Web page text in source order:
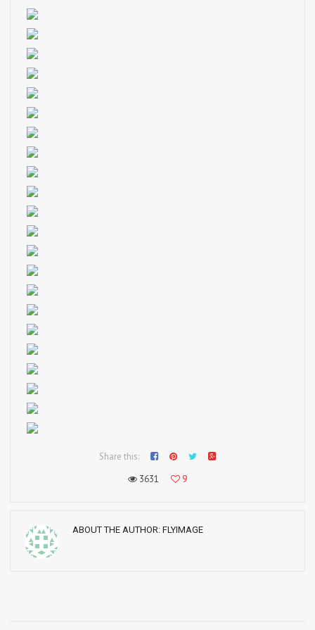
Share this:
3631
9
ABOUT THE AUTHOR: FLYIMAGE